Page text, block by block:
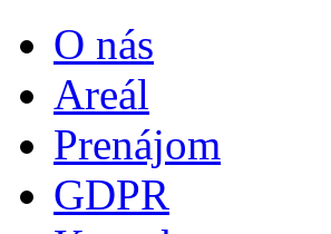
O nás
Areál
Prenájom
GDPR